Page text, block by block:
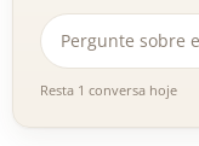
Resta 1 conversa hoje